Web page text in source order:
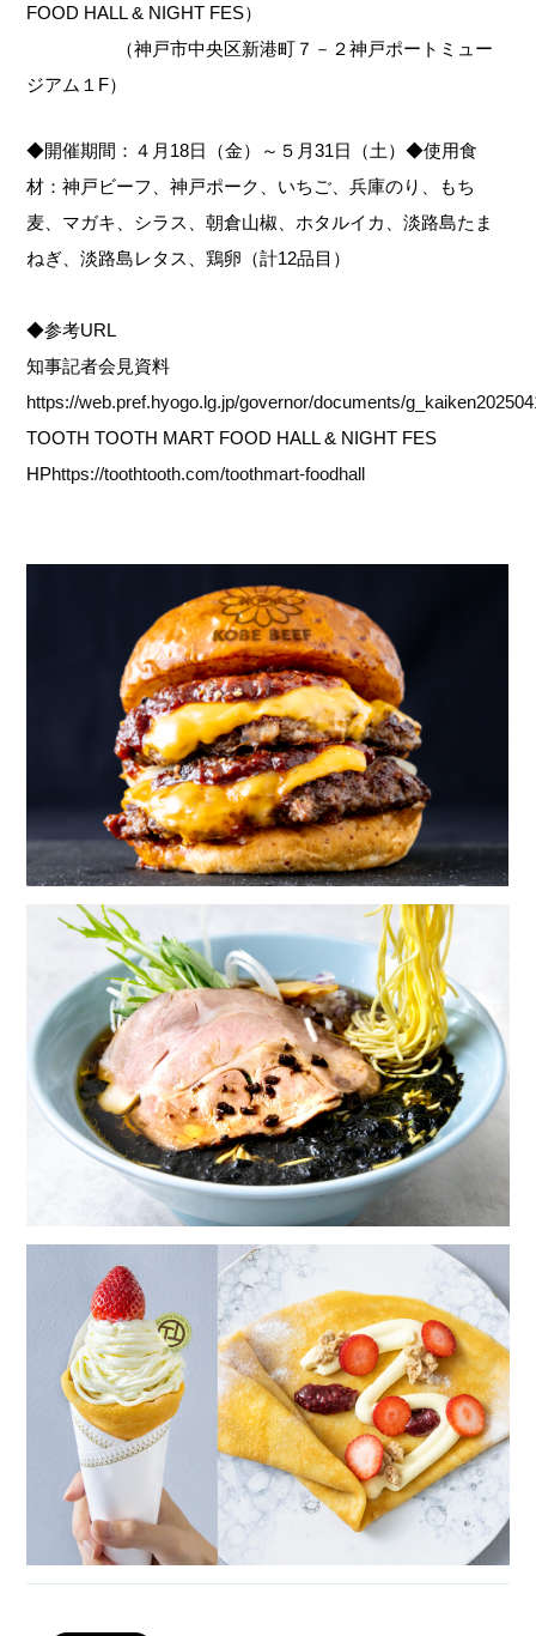
FOOD HALL & NIGHT FES）
（神戸市中央区新港町７－２神戸ポートミュー
ジアム１F）
◆開催期間：４月18日（金）～５月31日（土）◆使用食
材：神戸ビーフ、神戸ポーク、いちご、兵庫のり、もち
麦、マガキ、シラス、朝倉山椒、ホタルイカ、淡路島たま
ねぎ、淡路島レタス、鶏卵（計12品目）
◆参考URL
知事記者会見資料
https://web.pref.hyogo.lg.jp/governor/documents/
TOOTH TOOTH MART FOOD HALL & NIGHT FES
HPhttps://toothtooth.com/toothmart-foodhall